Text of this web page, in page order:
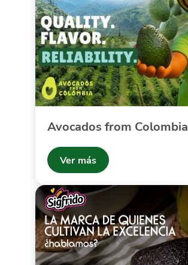
Avocados from Colombia
Ver más